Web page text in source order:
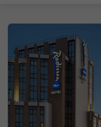
Disneyland ® Paris
Escapadinhas
Cruzeiros
Promoções